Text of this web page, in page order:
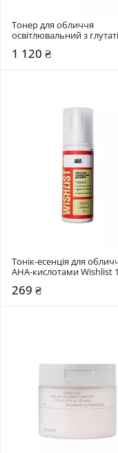
Тонер для обличчя
освітлювальний з
Skin&Lab 200 мл
Ampoule Toner
1 120 ₴
Тонік-есенція для
AHA-кислотами Wishlist
269 ₴